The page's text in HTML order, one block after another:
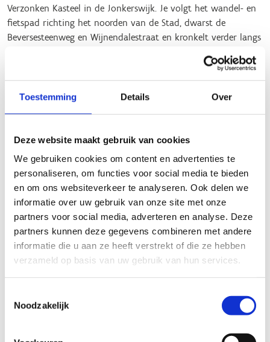
Toestemming Details Over
Deze website maakt gebruik van cookies
We gebruiken cookies om content en advertenties te
personaliseren, om functies voor social media te bieden
en om ons websiteverkeer te analyseren. Ook delen we
informatie over uw gebruik van onze site met onze
partners voor social media, adverteren en analyse. Deze
partners kunnen deze gegevens combineren met andere
informatie die u aan ze heeft verstrekt of die ze hebben
verzameld op basis van uw gebruik van hun services.
Noodzakelijk
Verzonken Kasteel in de Jonkerswijk. Je volgt het wandel- en
fietspad richting het noorden van de Stad, dwarst de
Beversesteenweg en Wijnendalestraat en kronkelt verder langs
terecht waar je passeert langs Dominiek Savio. De wegen zijn
er rustig en landelijk. Je kan er de verbinding maken met
achtereenvolgens de skeelerroute Hooglede: Gits, de
doorheen het Krommebeekpark. De bufferbekkens zijn al dan
niet gevuld met water en met een beetje geluk zie je schapen
grazen. Je komt via het kerkhof terecht in de kern van
Beveren. Via het toekomstige / nieuwe wijkhuis kom je
opnieuw aan de sporthal. Als je nog voldoende jus in de
benen hebt kan je de verbinding maken met de skeelerroute
Roeselare: Krottegem.
Het Skeelernetwerk Midwest waaiert uit over de gemeenten
Ardooie, Hooglede, Ingelmunster, Izegem, Ledegem,
Lichtervelde, Meulebeke, Moorslede, Oostrozebeke, Pittem,
Roeselare, Ruiselede, Staden, Tielt, Wielsbeke en Wingene met
een totale afstand van circa 450km.
Je skeelert kilometers langs een gevarieerd ruraal en stedelijk